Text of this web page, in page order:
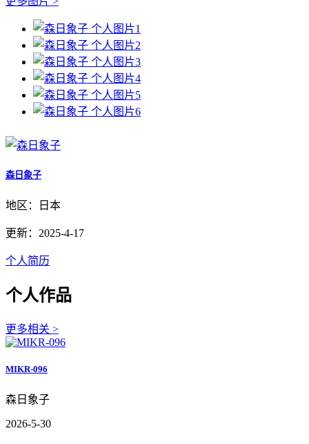
森日象子
地区：日本
更新：2025-4-17
个人简历
个人作品
更多相关 >
MIKR-096
森日象子
2026-5-30